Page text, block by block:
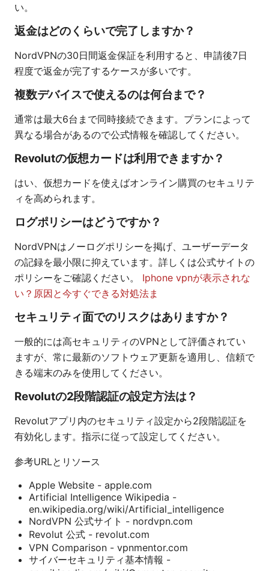
い。
返金はどのくらいで完了しますか？
NordVPNの30日間返金保証を利用すると、申請後7日
程度で返金が完了するケースが多いです。
複数デバイスで使えるのは何台まで？
通常は最大6台まで同時接続できます。プランによって
異なる場合があるので公式情報を確認してください。
Revolutの仮想カードは利用できますか？
はい、仮想カードを使えばオンライン購買のセキュリテ
ィを高められます。
ログポリシーはどうですか？
NordVPNはノーログポリシーを掲げ、ユーザーデータ
の記録を最小限に抑えています。詳しくは公式サイトの
ポリシーをご確認ください。 Iphone vpnが表示されな
い？原因と今すぐできる対処法ま
セキュリティ面でのリスクはありますか？
一般的には高セキュリティのVPNとして評価されてい
ますが、常に最新のソフトウェア更新を適用し、信頼で
きる端末のみを使用してください。
Revolutの2段階認証の設定方法は？
Revolutアプリ内のセキュリティ設定から2段階認証を
有効化します。指示に従って設定してください。
参考URLとリソース
Apple Website - apple.com
Artificial Intelligence Wikipedia -
en.wikipedia.org/wiki/Artificial_intelligence
NordVPN 公式サイト - nordvpn.com
Revolut 公式 - revolut.com
VPN Comparison - vpnmentor.com
サイバーセキュリティ基本情報 -